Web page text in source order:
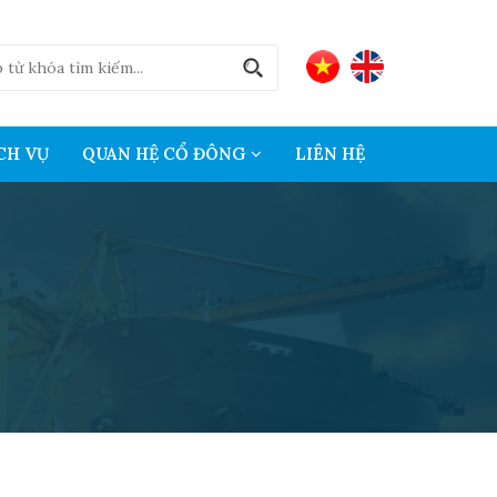
VỤ QUAN HỆ CỔ ĐÔNG LIÊN HỆ